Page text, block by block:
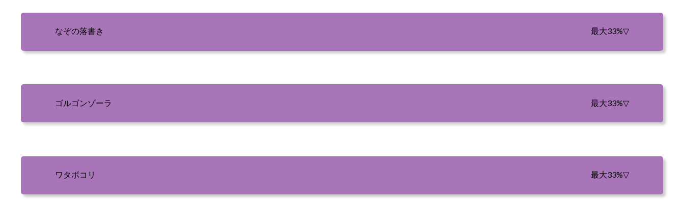
なぞの落書き 最大33%▽
ゴルゴンゾーラ 最大33%▽
ワタボコリ 最大33%▽